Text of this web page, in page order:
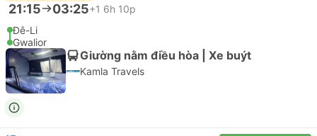
21:15 03:25+1 6h 10p
Đê-Li
Gwalior
Giường nằm điều hòa | Xe buýt
Kamla Travels